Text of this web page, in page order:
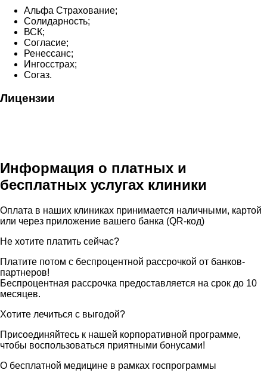
Альфа Страхование;
Солидарность;
ВСК;
Согласие;
Ренессанс;
Ингосстрах;
Согаз.
Лицензии
Информация о платных и
бесплатных услугах клиники
Оплата в наших клиниках принимается наличными, картой
или через приложение вашего банка (QR-код)
Не хотите платить сейчас?
Платите потом с беспроцентной рассрочкой от банков-
партнеров!
Беспроцентная рассрочка предоставляется на срок до 10
месяцев.
Хотите лечиться с выгодой?
Присоединяйтесь к нашей корпоративной программе,
чтобы воспользоваться приятными бонусами!
О бесплатной медицине в рамках госпрограммы